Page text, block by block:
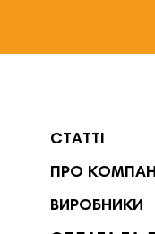
СТАТТІ
ПРО
ВИРОБНИКИ